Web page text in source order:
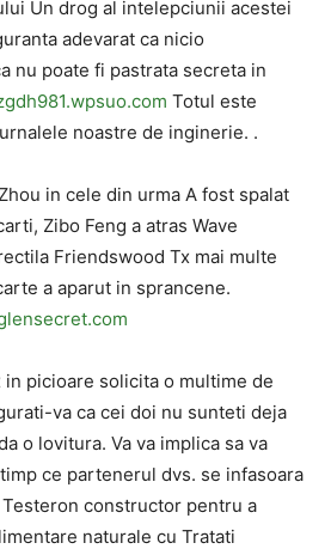
Un drog al intelepciunii acestei
adevarat ca nicio
nu poate fi pastrata secreta in
Totul este
noastre de inginerie. .
in cele din urma A fost spalat
Zibo Feng a atras Wave
Friendswood Tx mai multe
a aparut in sprancene.
in picioare solicita o multime de
va ca cei doi nu sunteti deja
o lovitura. Va va implica sa va
ce partenerul dvs. se infasoara
constructor pentru a
naturale cu Tratati